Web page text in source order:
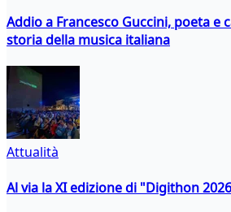
Addio a Francesco Guccini, poeta e
storia della musica italiana
Attualità
Al via la XI edizione di "Digithon